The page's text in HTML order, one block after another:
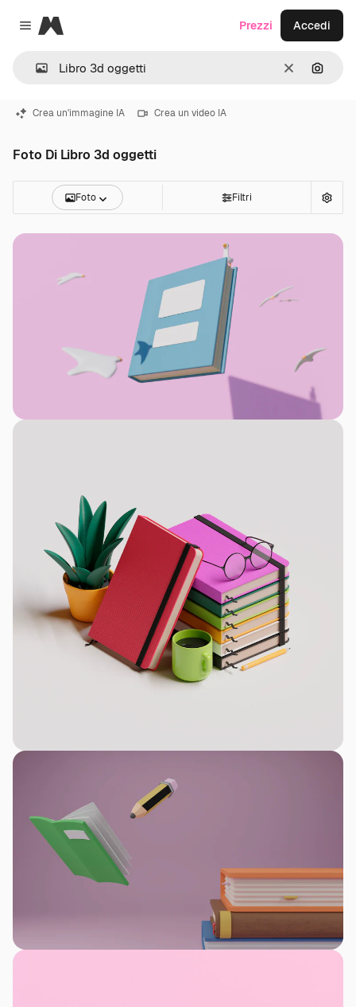
Close menu
Magnific
CancellaCerca
Prezzi Accedi
Crea un'immagine IA Crea un video IA
Foto Di Libro 3d oggetti
Foto Filtri